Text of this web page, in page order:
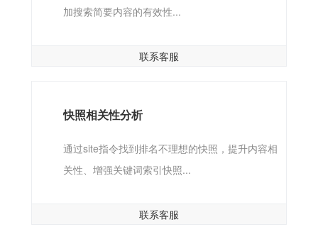
加搜索简要内容的有效性...
联系客服
快照相关性分析
通过site指令找到排名不理想的快照，提升内容相
关性、增强关键词索引快照...
联系客服